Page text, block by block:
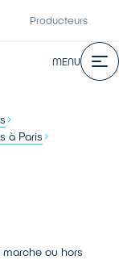
Producteurs
MENU
à Paris
ou hors